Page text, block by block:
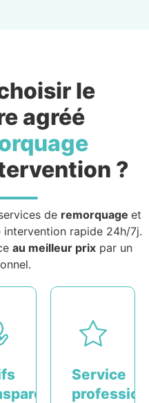
le
agréé
?
de remorquage et
intervention rapide 24h/7j.
au meilleur prixpar un
Service